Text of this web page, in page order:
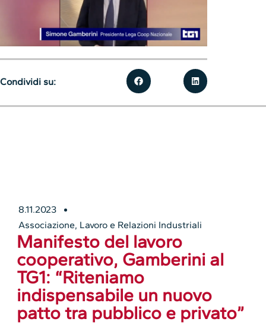
8.11.2023
Associazione, Lavoro e Relazioni Industriali
Manifesto del lavoro
cooperativo, Gamberini al
TG1: “Riteniamo
indispensabile un nuovo
patto tra pubblico e privato”
Condividi su: